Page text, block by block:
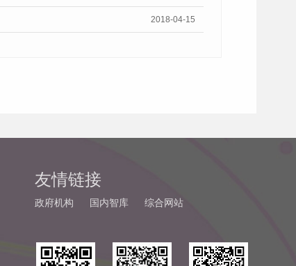
2018-04-15
友情链接
政府机构 国内智库 综合网站